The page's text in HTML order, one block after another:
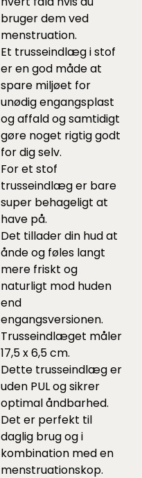
bruger dem ved
menstruation.
Et trusseindlæg i stof
er en god måde at
spare miljøet for
unødig engangsplast
og affald og samtidigt
gøre noget rigtig godt
for dig selv.
For et stof
trusseindlæg er bare
super behageligt at
have på.
Det tillader din hud at
ånde og føles langt
mere friskt og
naturligt mod huden
end
engangsversionen.
Trusseindlæget måler
17,5 x 6,5 cm.
Dette trusseindlæg er
uden PUL og sikrer
optimal åndbarhed.
Det er perfekt til
daglig brug og i
kombination med en
menstruationskop.